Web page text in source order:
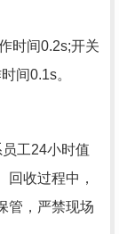
时间0.2s;开关
间0.1s。
工24小时值
收过程中，
管，严禁现场